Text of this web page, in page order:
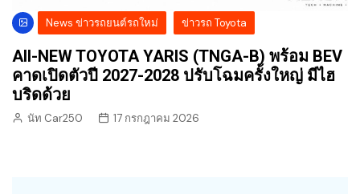
News ข่าวรถยนต์รถใหม่ ข่าวรถ Toyota
All-NEW TOYOTA YARIS (TNGA-B) พร้อม BEV
คาดเปิดตัวปี 2027-2028 ปรับโฉมครั้งใหญ่ มีไฮ
บริดด้วย
นัท Car250 17 กรกฎาคม 2026